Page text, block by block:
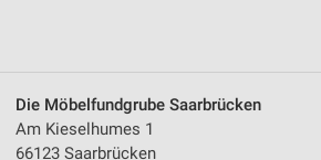
Die Möbelfundgrube Saarbrücken
Am Kieselhumes 1
66123 Saarbrücken